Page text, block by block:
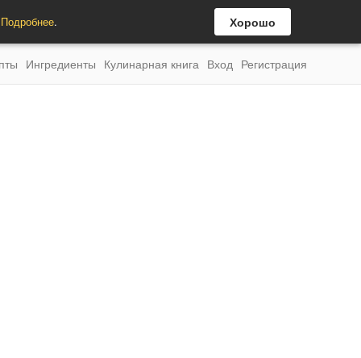
Подробнее. Хорошо
Ингредиенты Кулинарная книга Вход Регистрация